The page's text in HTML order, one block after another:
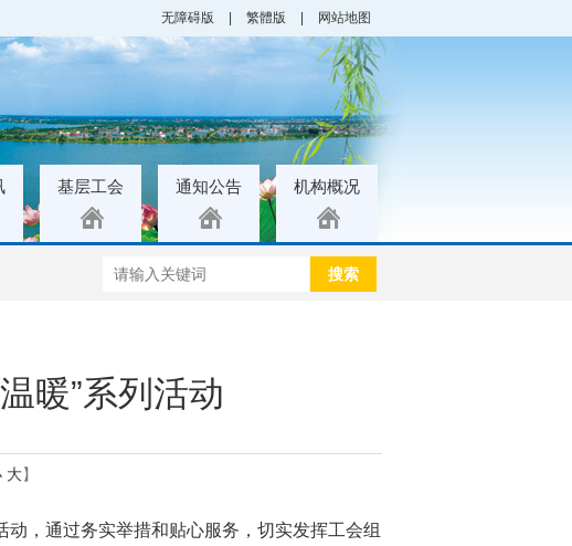
无障碍版 繁體版 网站地图
基层工会 通知公告 机构概况
搜索
暖”系列活动
大】
动，通过务实举措和贴心服务，切实发挥工会组